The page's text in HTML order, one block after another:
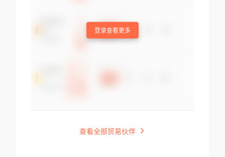
登录查看更多
查看全部贸易伙伴